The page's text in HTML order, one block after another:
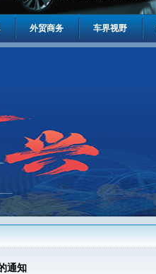
外贸商务 车界视野
通知